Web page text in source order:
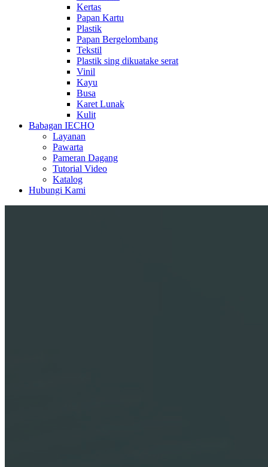
Kertas
Papan Kartu
Plastik
Papan Bergelombang
Tekstil
Plastik sing dikuatake serat
Vinil
Kayu
Busa
Karet Lunak
Kulit
Babagan IECHO
Layanan
Pawarta
Pameran Dagang
Tutorial Video
Katalog
Hubungi Kami